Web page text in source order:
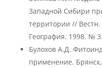
Западной Сибири
территории //
География. 1998. №
Булохов А.Д.
применение.